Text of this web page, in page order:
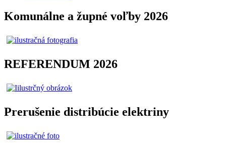
Komunálne a župné voľby 2026
REFERENDUM 2026
Prerušenie distribúcie elektriny